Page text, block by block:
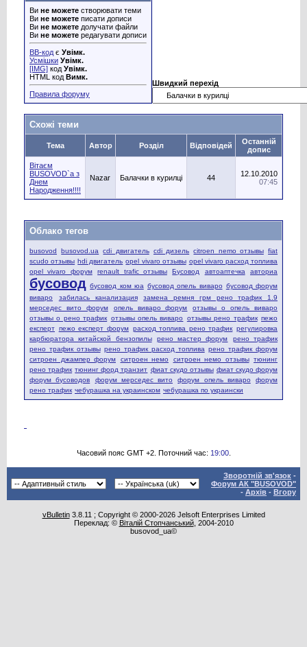
Ви не можете створювати теми
Ви не можете писати дописи
Ви не можете долучати файли
Ви не можете редагувати дописи
BB-код є Увімк.
Усмішки Увімк.
[IMG] код Увімк.
HTML код Вимк.
Правила форуму
Швидкий перехід
Схожі теми
Тема Автор Розділ Відповідей
Останній
допис
Вітаєм
BUSOVOD`a з
Днем
Народження!!!!
Nazar Балачки в курилці 44
12.10.2010
07:45
Облако тегов
busovod busovod.ua cdi двигатель cdi дизель citroen nemo отзывы fiat
scudo отзывы hdi двигатель opel vivaro отзывы opel vivaro расход топлива
opel vivaro форум
renault trafic отзывы Бусовод автоаптечка авториа
бусовод бусовод ком юа бусовод опель виваро бусовод форум
виваро
забилась канализация
замена ремня грм рено трафик 1.9
мерседес вито форум
опель виваро форум
отзывы о опель виваро
отзывы о рено трафик отзывы опель виваро отзывы рено трафик пежо
експерт пежо експерт форум расход топлива рено трафик регулировка
карбюратора китайской бензопилы
рено мастер форум
рено трафик
рено трафик отзывы рено трафик расход топлива рено трафик форум
ситроен джампер форум
ситроен немо ситроен немо отзывы тюнинг
рено трафик тюнинг форд транзит фиат скудо отзывы фиат скудо форум
форум бусоводов
форум мерседес вито форум опель виваро
форум
рено трафик чебурашка на украинском чебурашка по украински
Часовий пояс GMT +2. Поточний час: 19:00.
Зворотній зв'язок -
Форум АК "BUSOVOD"
- Архів - Вгору
vBulletin3.8.11 ; Copyright © 2000-2026 Jelsoft Enterprises Limited
Переклад: © Віталій Стопчанський, 2004-2010
busovod_ua©